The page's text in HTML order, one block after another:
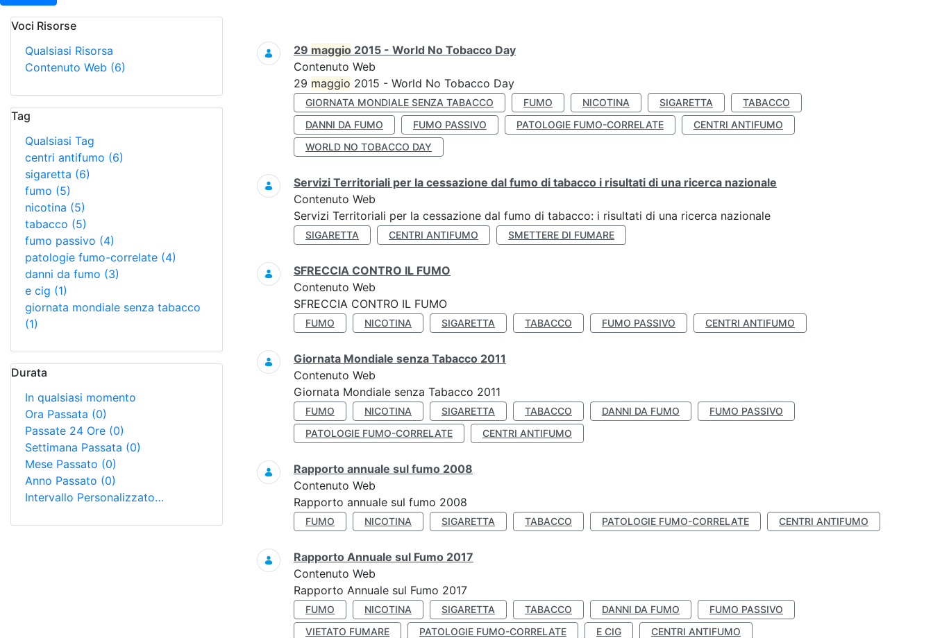
Voci Risorse
Qualsiasi Risorsa
Contenuto Web (6)
Tag
Qualsiasi Tag
centri antifumo (6)
sigaretta (6)
fumo (5)
nicotina (5)
tabacco (5)
fumo passivo (4)
patologie fumo-correlate (4)
danni da fumo (3)
e cig (1)
giornata mondiale senza tabacco
(1)
Durata
In qualsiasi momento
Ora Passata (0)
Passate 24 Ore (0)
Settimana Passata (0)
Mese Passato (0)
Anno Passato (0)
Intervallo Personalizzato…
Ricerca
29 maggio 2015 - World No Tobacco Day
Contenuto Web
29 maggio 2015 - World No Tobacco Day
GIORNATA MONDIALE SENZA TABACCO FUMO NICOTINA SIGARETTA
TABACCO
DANNI DA FUMO
FUMO PASSIVO PATOLOGIE FUMO-CORRELATE
CENTRI ANTIFUMO
WORLD NO TOBACCO DAY
Servizi Territoriali per la cessazione dal fumo di tabacco i risultati di una ricerca nazionale
Contenuto Web
Servizi Territoriali per la cessazione dal fumo di tabacco: i risultati di una ricerca nazionale
SIGARETTA CENTRI ANTIFUMO SMETTERE DI FUMARE
SFRECCIA CONTRO IL FUMO
Contenuto Web
SFRECCIA CONTRO IL FUMO
FUMO NICOTINA SIGARETTA TABACCO FUMO PASSIVO CENTRI ANTIFUMO
Giornata Mondiale senza Tabacco 2011
Contenuto Web
Giornata Mondiale senza Tabacco 2011
FUMO NICOTINA SIGARETTA TABACCO DANNI DA FUMO
FUMO PASSIVO
PATOLOGIE FUMO-CORRELATE
CENTRI ANTIFUMO
Rapporto annuale sul fumo 2008
Contenuto Web
Rapporto annuale sul fumo 2008
FUMO NICOTINA SIGARETTA TABACCO PATOLOGIE FUMO-CORRELATE CENTRI ANTIFUMO
Rapporto Annuale sul Fumo 2017
Contenuto Web
Rapporto Annuale sul Fumo 2017
FUMO NICOTINA SIGARETTA TABACCO DANNI DA FUMO
FUMO PASSIVO
VIETATO FUMARE
PATOLOGIE FUMO-CORRELATE E CIG CENTRI ANTIFUMO